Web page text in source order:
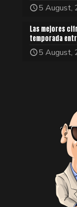
5 August,
Las mejores
temporada
5 August,